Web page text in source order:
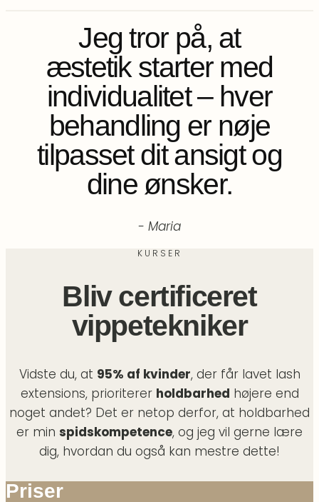
Jeg tror på, at
æstetik starter med
individualitet – hver
behandling er nøje
tilpasset dit ansigt og
dine ønsker.
- Maria
KURSER
Bliv certificeret
vippetekniker
Vidste du, at 95% af kvinder, der får lavet lash
extensions, prioriterer holdbarhed højere end
noget andet? Det er netop derfor, at holdbarhed
er min spidskompetence, og jeg vil gerne lære
dig, hvordan du også kan mestre dette!
Priser